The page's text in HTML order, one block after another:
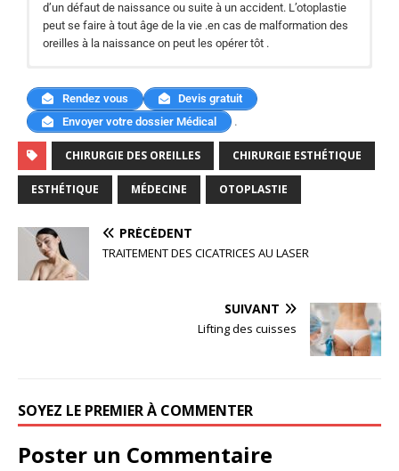
d’un défaut de naissance ou suite à un accident. L’otoplastie
peut se faire à tout âge de la vie .en cas de malformation des
oreilles à la naissance on peut les opérer tôt .
associée à une autre intervention esthétique : lifting ,
blépharoplastie ou autre .. • Douleurs en général Modérées. •
parfois Ecchymoses et oreilles gonflée. • Soins nécessaires :
Pansement, fils résorbables et bandeau de contention. •
Congés : Il faut Prévoir 6 à 8 jours
Tunisie, rendez-vous sur notre page tarifs et demandez un
devis personnalisé en ligne.
Rendez vous
Devis gratuit
Envoyer votre dossier Médical
.
CHIRURGIE DES OREILLES CHIRURGIE ESTHÉTIQUE
ESTHÉTIQUE MÉDECINE OTOPLASTIE
PRÉCÉDENT
TRAITEMENT DES CICATRICES AU LASER
SUIVANT
Lifting des cuisses
SOYEZ LE PREMIER À COMMENTER
Poster un Commentaire